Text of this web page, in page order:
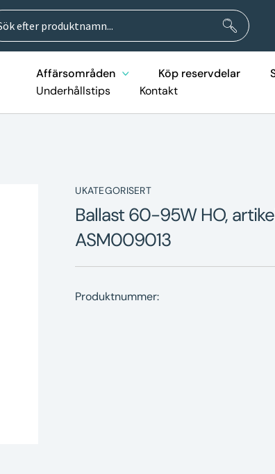
Affärsområden Köp reservdelar
Underhållstips
Kontakt
UKATEGORISERT
Ballast 60-95W HO,
ASM009013
Produktnummer: